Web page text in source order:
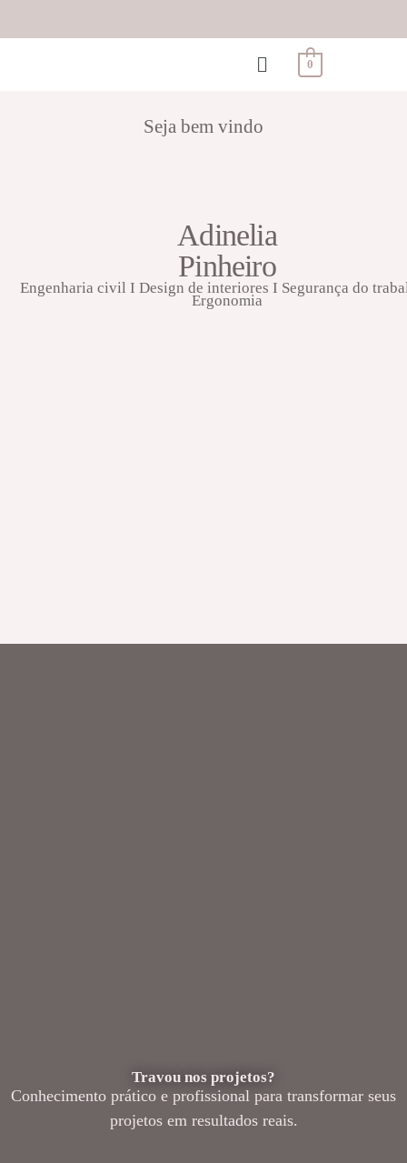
0
Seja bem vindo
Adinelia
Pinheiro
Engenharia civil I Design de interiores I Segurança do
Ergonomia
Travou nos projetos?
Conhecimento prático e profissional para transformar seus
projetos em resultados reais.